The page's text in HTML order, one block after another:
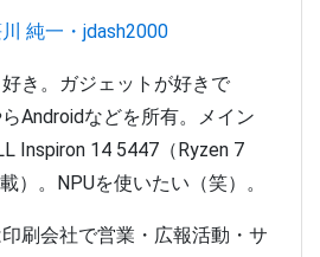
純一・jdash2000
き。ガジェットが好きで
Androidなどを所有。メイン
Inspiron 14 5447（Ryzen 7
）。NPUを使いたい（笑）。
刷会社で営業・広報活動・サ